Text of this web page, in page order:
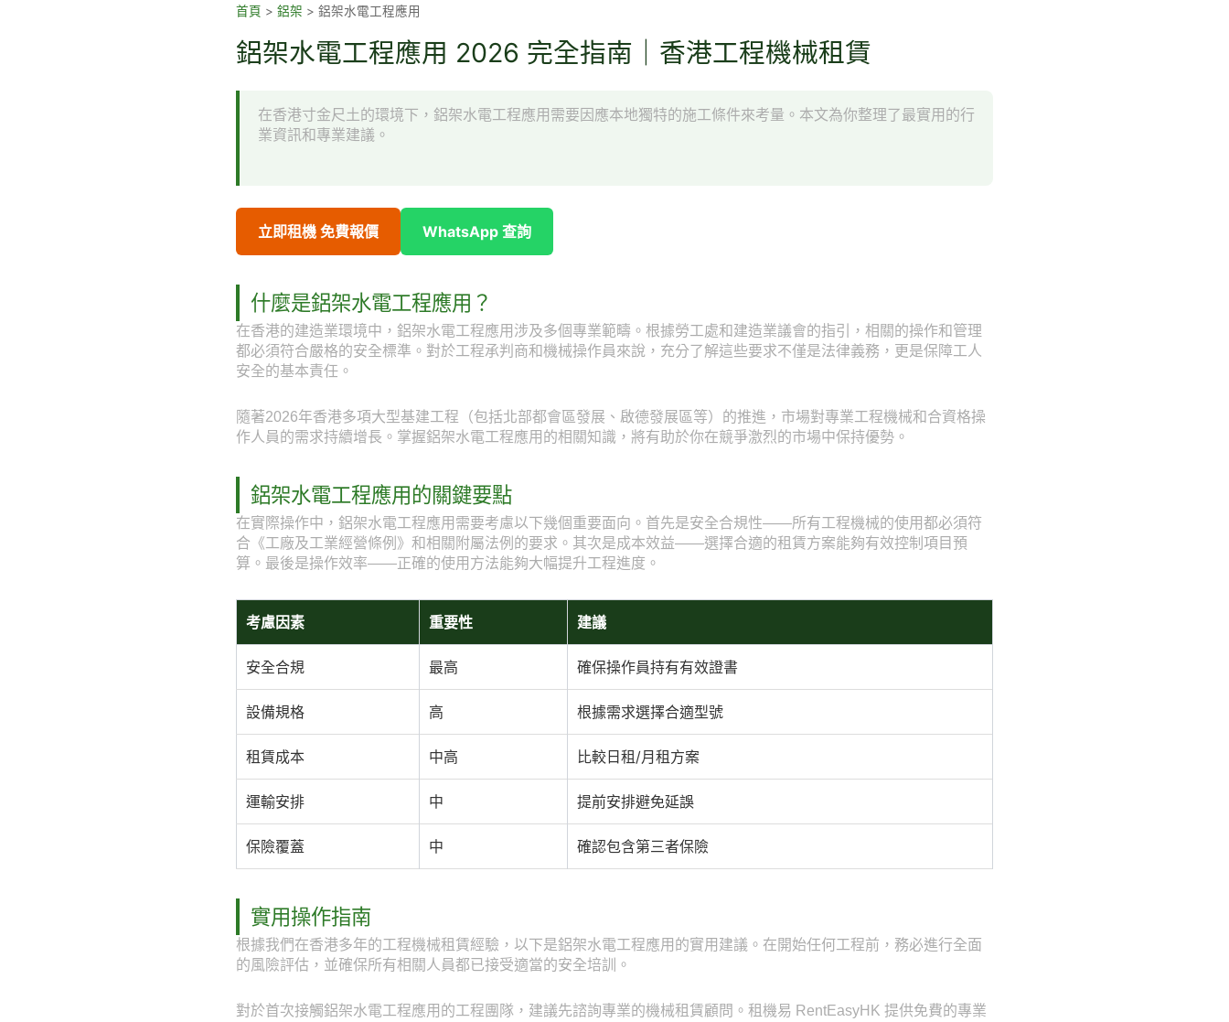
首頁 > 鋁架 > 鋁架水電工程應用
鋁架水電工程應用 2026 完全指南｜香港工程機械租賃
在香港寸金尺土的環境下，鋁架水電工程應用需要因應本地獨特的施工條件來考量。本文為你整理了最實用的行
業資訊和專業建議。
立即租機 免費報價 WhatsApp 查詢
什麼是鋁架水電工程應用？
在香港的建造業環境中，鋁架水電工程應用涉及多個專業範疇。根據勞工處和建造業議會的指引，相關的操作和管理
都必須符合嚴格的安全標準。對於工程承判商和機械操作員來說，充分了解這些要求不僅是法律義務，更是保障工人
安全的基本責任。
隨著2026年香港多項大型基建工程（包括北部都會區發展、啟德發展區等）的推進，市場對專業工程機械和合資格操
作人員的需求持續增長。掌握鋁架水電工程應用的相關知識，將有助於你在競爭激烈的市場中保持優勢。
鋁架水電工程應用的關鍵要點
在實際操作中，鋁架水電工程應用需要考慮以下幾個重要面向。首先是安全合規性——所有工程機械的使用都必須符
合《工廠及工業經營條例》和相關附屬法例的要求。其次是成本效益——選擇合適的租賃方案能夠有效控制項目預
算。最後是操作效率——正確的使用方法能夠大幅提升工程進度。
考慮因素 重要性 建議
安全合規 最高 確保操作員持有有效證書
設備規格 高 根據需求選擇合適型號
租賃成本 中高 比較日租/月租方案
運輸安排 中 提前安排避免延誤
保險覆蓋 中 確認包含第三者保險
實用操作指南
根據我們在香港多年的工程機械租賃經驗，以下是鋁架水電工程應用的實用建議。在開始任何工程前，務必進行全面
的風險評估，並確保所有相關人員都已接受適當的安全培訓。
對於首次接觸鋁架水電工程應用的工程團隊，建議先諮詢專業的機械租賃顧問。租機易 RentEasyHK 提供免費的專業